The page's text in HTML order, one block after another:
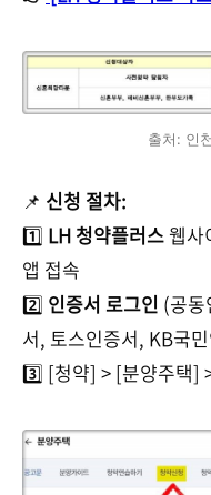
출처: 인
📌 신청 절차:
1️⃣ LH 청약플러스 웹
앱 접속
2️⃣ 인증서 로그인 (공
서, 토스인증서, KB국
3️⃣ [청약] > [분양주택]